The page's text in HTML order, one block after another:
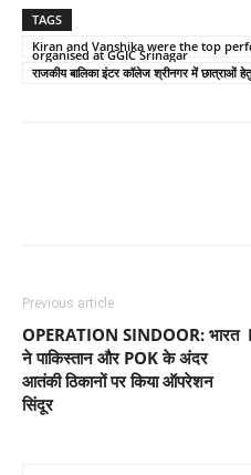
TAGS
Kiran and Vanshika were the top
organised at GGIC Srinagar
राजकीय बालिका इंटर कॉलेज श्रीनगर में छात्राओं
Previous article
OPERATION SINDOOR: भारत
ने पाकिस्तान और POK के अंदर
आतंकी ठिकानों पर किया ऑपरेशन
सिंदूर